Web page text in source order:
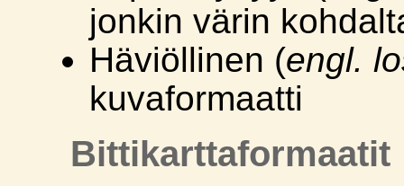
jonkin värin
Häviöllinen (engl.
kuvaformaatti
Bittikarttaformaatit